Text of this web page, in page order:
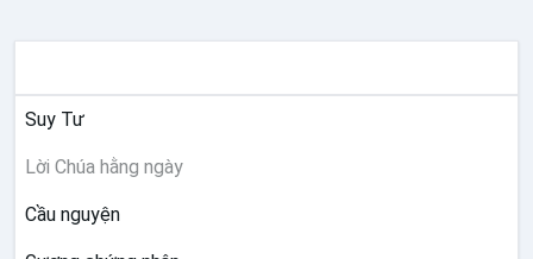
Suy Tư
Lời Chúa hằng ngày
Cầu nguyện